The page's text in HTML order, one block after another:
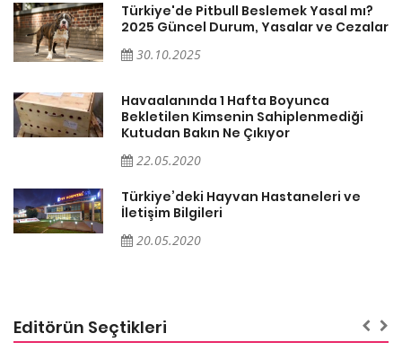
Türkiye'de Pitbull Beslemek Yasal mı?
2025 Güncel Durum, Yasalar ve Cezalar
30.10.2025
Havaalanında 1 Hafta Boyunca
Bekletilen Kimsenin Sahiplenmediği
Kutudan Bakın Ne Çıkıyor
22.05.2020
Türkiye’deki Hayvan Hastaneleri ve
İletişim Bilgileri
20.05.2020
Editörün Seçtikleri